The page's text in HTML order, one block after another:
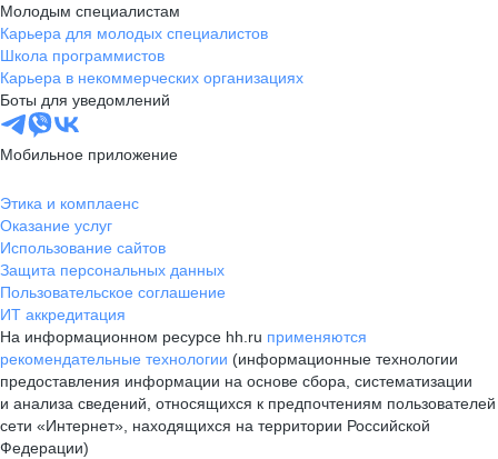
Молодым специалистам
Карьера для молодых специалистов
Школа программистов
Карьера в некоммерческих организациях
Боты для уведомлений
Мобильное приложение
Этика и комплаенс
Оказание услуг
Использование сайтов
Защита персональных данных
Пользовательское соглашение
ИТ аккредитация
На информационном ресурсе hh.ru применяются
рекомендательные технологии (информационные технологии
предоставления информации на основе сбора, систематизации
и анализа сведений, относящихся к предпочтениям пользователей
сети «Интернет», находящихся на территории Российской
Федерации)